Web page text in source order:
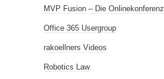
MVP Fusion – Die Onlinekonferenz
Office 365 Usergroup
rakoellners Videos
Robotics Law